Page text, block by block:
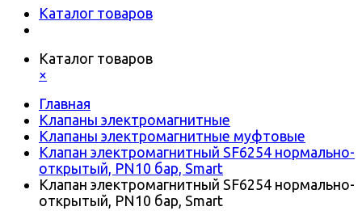
Каталог товаров
Каталог товаров
×
Главная
Клапаны электромагнитные
Клапаны электромагнитные муфтовые
Клапан электромагнитный SF6254 нормально-
открытый, PN10 бар, Smart
Клапан электромагнитный SF6254 нормально-
открытый, PN10 бар, Smart